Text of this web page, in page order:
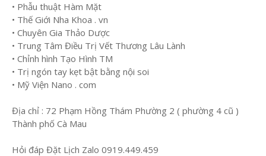
• Phẫu thuật Hàm Mặt
• Thế Giới Nha Khoa . vn
• Chuyên Gia Thảo Dược
• Trung Tâm Điều Trị Vết Thương Lâu Lành
• Chỉnh hình Tạo Hình TM
• Trị ngón tay kẹt bật bằng nội soi
• Mỹ Viện Nano . com
Địa chỉ : 72 Phạm Hồng Thám Phường 2 ( phường 4 cũ )
Thành phố Cà Mau
Hỏi đáp Đặt Lịch Zalo 0919.449.459